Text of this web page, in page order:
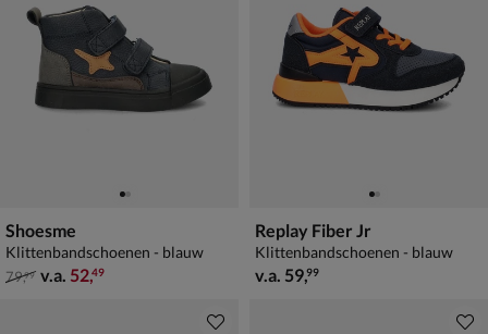
Shoesme
Klittenbandschoenen - blauw
van € 79,99 vanaf € 52,49
79,99 v.a. 52,49
Replay Fiber Jr
Klittenbandschoenen - blauw
vanaf € 59,99
v.a. 59,99